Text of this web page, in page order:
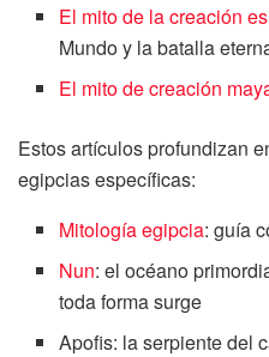
El mito de la creación
Mundo y la batalla
El mito de creación
Estos artículos profundizan
egipcias específicas:
Mitología egipcia: guía
Nun: el océano
toda forma surge
Apofis: la serpiente del